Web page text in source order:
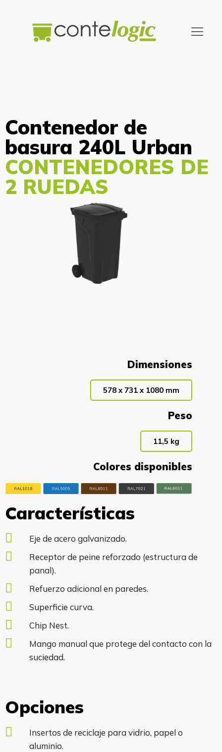
Contenedor de
basura 240L Urban
CONTENEDORES DE
2 RUEDAS
Dimensiones
578 x 731 x 1080 mm
Peso
11,5 kg
Colores disponibles
Características
Eje de acero galvanizado.
Receptor de peine reforzado (estructura de
panal).
Refuerzo adicional en paredes.
Superficie curva.
Chip Nest.
Mango manual que protege del contacto con la
suciedad.
Opciones
Insertos de reciclaje para vidrio, papel o
aluminio.